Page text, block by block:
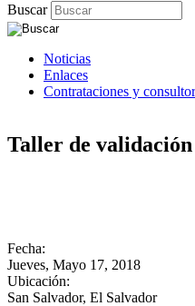
Buscar
Noticias
Enlaces
Contrataciones y
Taller de
Fecha:
Jueves, Mayo 17, 2018
Ubicación:
San Salvador, El Salvador